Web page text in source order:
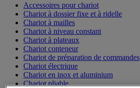
Accessoires pour chariot
Chariot à dossier fixe et à ridelle
Chariot à mailles
Chariot à niveau constant
Chariot à plateaux
Chariot conteneur
Chariot de préparation de commandes
Chariot électrique
Chariot en inox et aluminium
Chariot pliable